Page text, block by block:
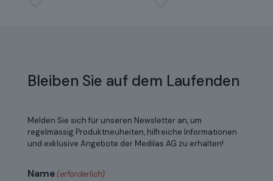
Bleiben Sie auf dem Laufenden
Melden Sie sich für unseren Newsletter an, um
regelmässig Produktneuheiten, hilfreiche Informationen
und exklusive Angebote der Medilas AG zu erhalten!
Name(erforderlich)